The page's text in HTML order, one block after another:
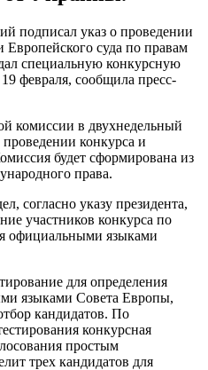
подписал указ о проведении
Европейского суда по правам
специальную конкурсную
февраля, сообщила пресс-
комиссии в двухнедельный
проведении конкурса и
будет сформирована из
права.
согласно указу президента,
участников конкурса по
официальными языками
для определения
языками Совета Европы,
кандидатов. По
конкурсная
простым
трех кандидатов для